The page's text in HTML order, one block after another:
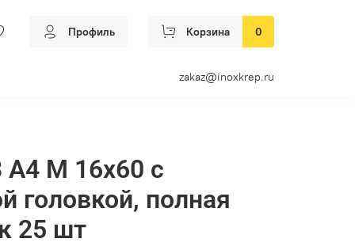
Профиль Корзина 0
zakaz@inoxkrep.ru
А4 M 16х60 с
головкой, полная
25 шт